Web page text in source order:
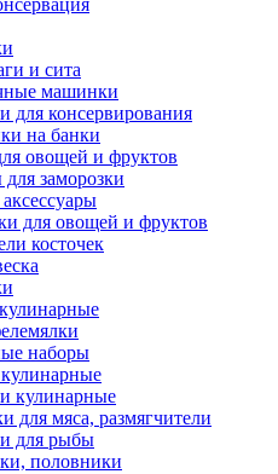
и сита
машинки
для консервирования
на банки
овощей и фруктов
заморозки
для овощей и фруктов
косточек
наборы
кулинарные
для мяса, размягчители
для рыбы
половники